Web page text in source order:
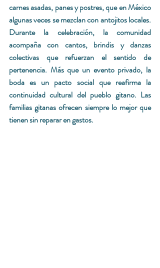
carnes asadas, panes y postres, que en México
algunas veces se mezclan con antojitos locales.
Durante la celebración, la comunidad
acompaña con cantos, brindis y danzas
colectivas que refuerzan el sentido de
pertenencia. Más que un evento privado, la
boda es un pacto social que reafirma la
continuidad cultural del pueblo gitano. Las
familias gitanas ofrecen siempre lo mejor que
tienen sin reparar en gastos.